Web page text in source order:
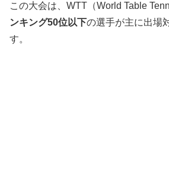
この大会は、WTT（World Table
ンキング50位以下の選手が主に出場
す。